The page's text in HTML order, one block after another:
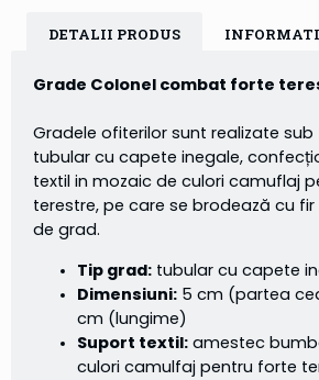
DETALII PRODUS
Grade Colonel combat forte
Gradele ofiterilor sunt realizate
tubular cu capete inegale,
textil in mozaic de culori camuflaj
terestre, pe care se brodează cu
de grad.
Tip grad: tubular cu capete
Dimensiuni: 5 cm (partea
cm (lungime)
Suport textil: amestec
culori camulfaj pentru forte